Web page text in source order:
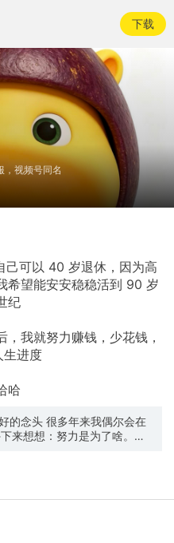
下载
，视频号同名
己可以 40 岁退休，因为高
希望能安安稳稳活到 90 岁
纪
我就努力赚钱，少花钱，
生进度
哈
来我偶尔会在
来想想：努力是为了啥。这
工作的状态，但其实我好像没
在当下所做的事情上。按照